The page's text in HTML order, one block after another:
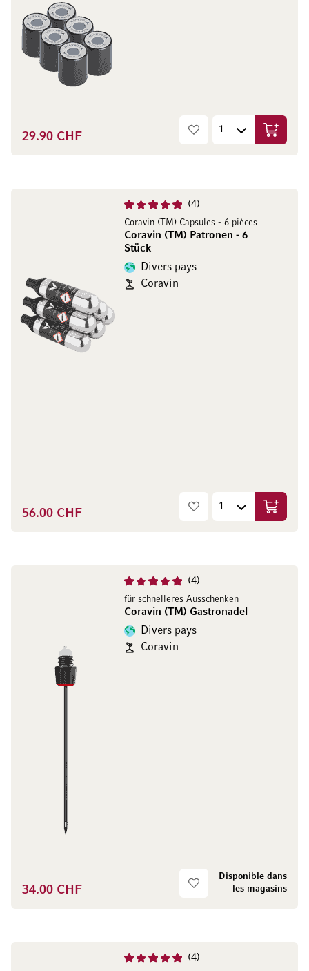
29.90 CHF Ajouter
4
Coravin (TM) Capsules - 6 pièces
Coravin (TM) Patronen - 6
Stück
Divers pays
Coravin
56.00 CHF Ajouter
4
für schnelleres Ausschenken
Coravin (TM) Gastronadel
Divers pays
Coravin
34.00 CHF
Disponible dans
les magasins
4